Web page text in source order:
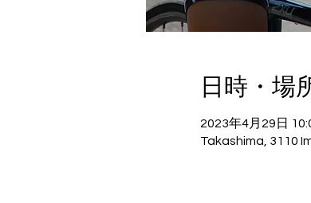
日時・場
2023年4月29日
Takashima, 3110